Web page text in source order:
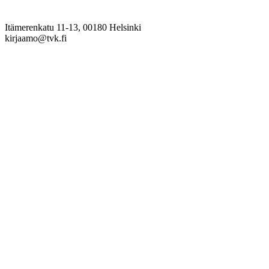
Itämerenkatu 11-13, 00180 Helsinki
kirjaamo@tvk.fi